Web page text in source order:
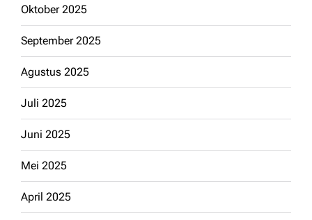
Oktober 2025
September 2025
Agustus 2025
Juli 2025
Juni 2025
Mei 2025
April 2025